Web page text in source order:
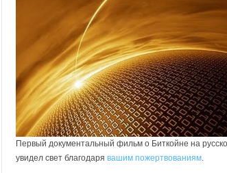
Первый документальный фильм о Биткойне на
увидел свет благодарявашим пожертвованиям.